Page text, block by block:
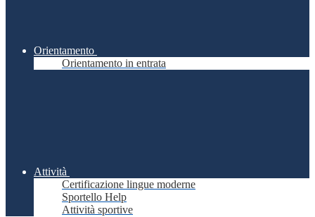
Orientamento
Orientamento in entrata
Attività
Certificazione lingue moderne
Sportello Help
Attività sportive